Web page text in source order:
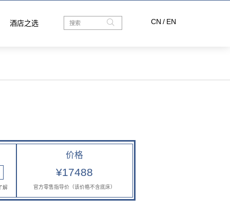
酒店之选 CN / EN
解
价格
¥17488
官方零售指导价（该价格不含底床）